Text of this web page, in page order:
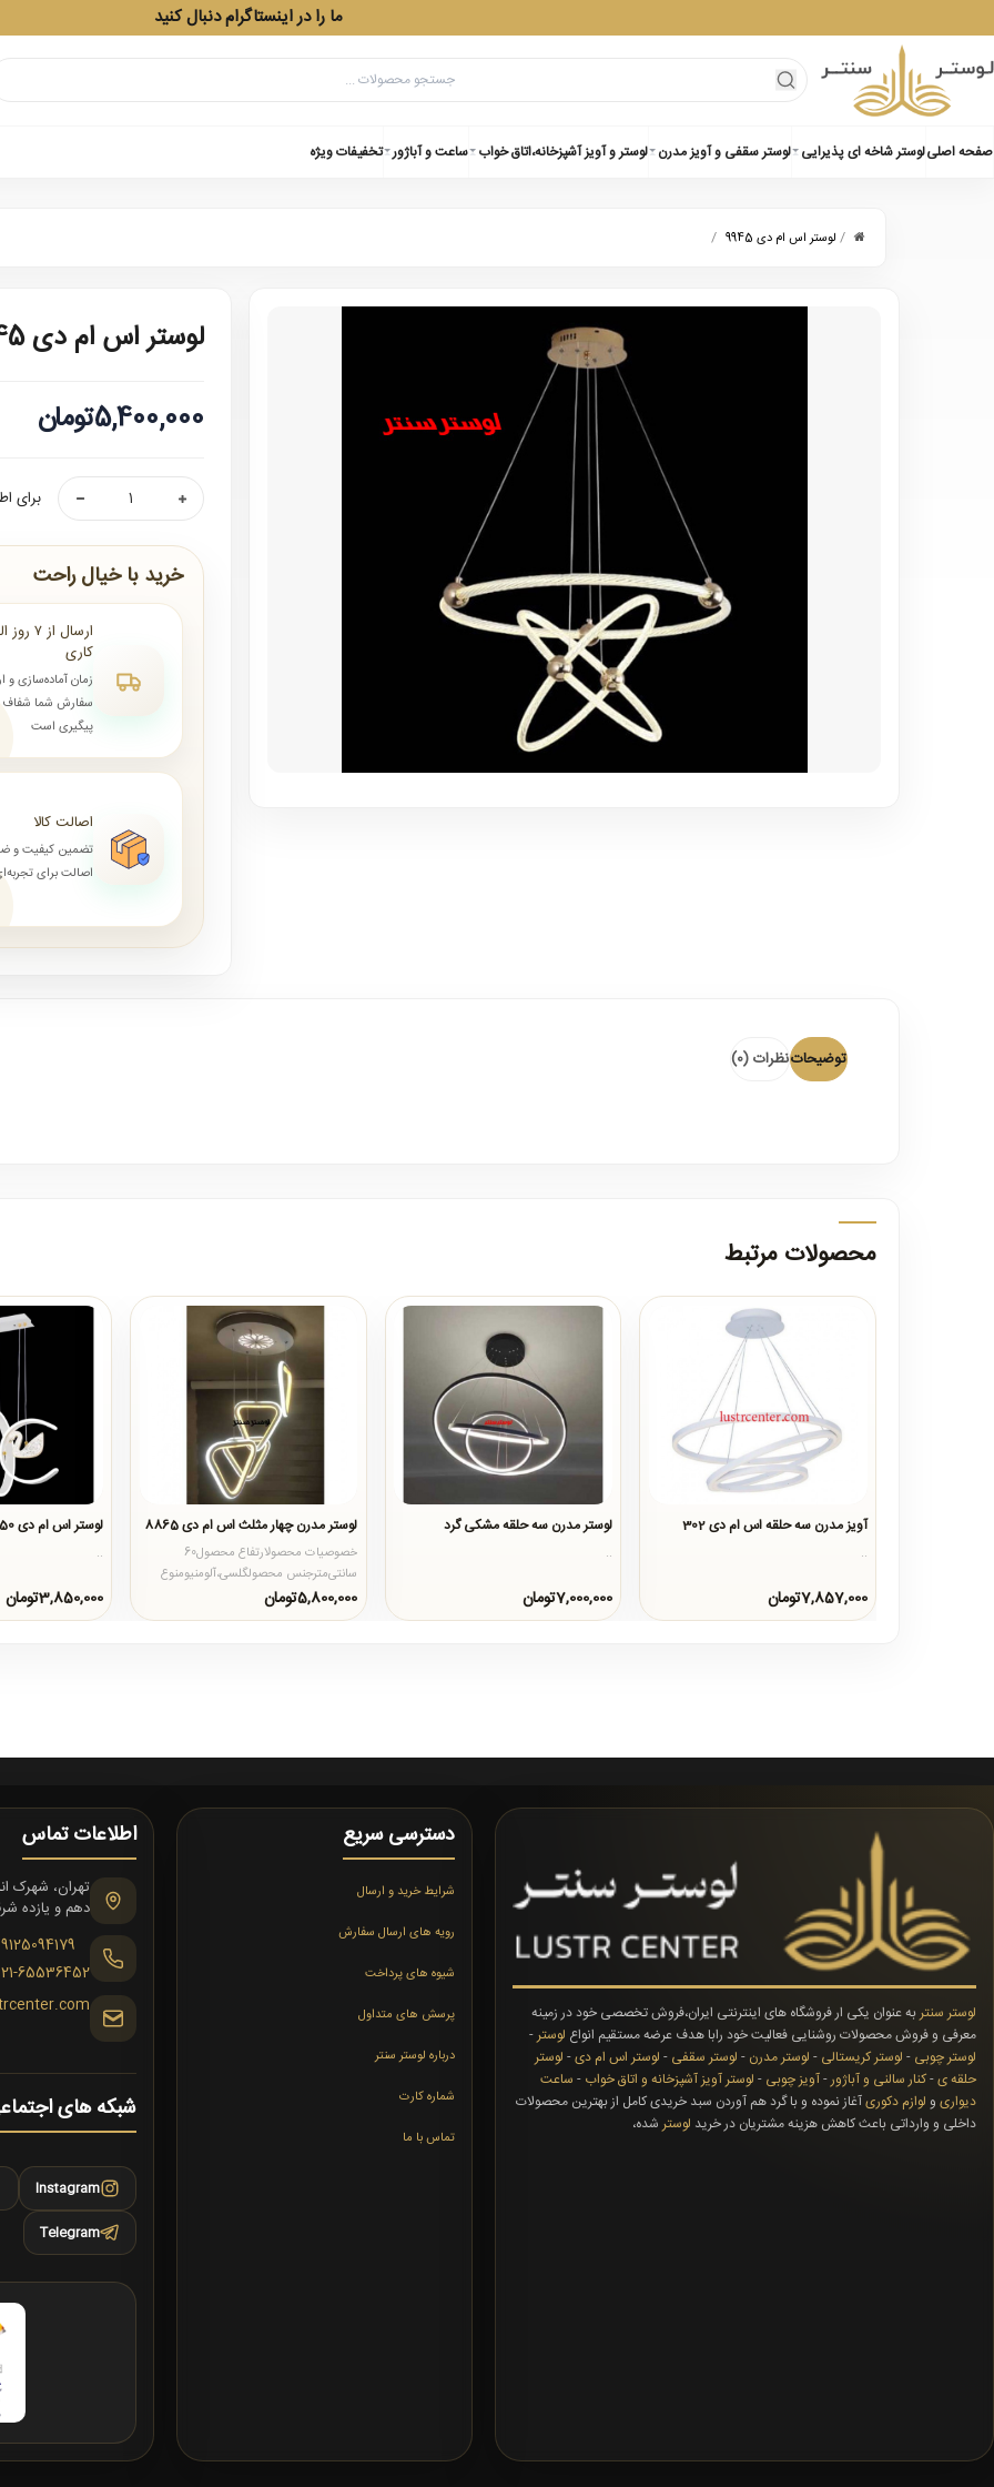
ما را در اینستاگرام دنبال کنید
صفحه اصلیلوستر شاخه ای پذیرایی لوستر سقفی و آویز مدرن لوستر و آویز آشپزخانه،اتاق خواب ساعت و آباژور تخفیفات ویژه
/ لوستر اس ام دی 9945 /
لوستر اس ام دی 9945
5,400,000تومان
برای
خرید با خیال راحت
کاری
زمان آماده‌سازی و
سفارش شما شفاف
پیگیری است
اصالت کالا
تضمین کیفیت و
اصالت برای
توضیحاتنظرات (0)
محصولات مرتبط
آویز مدرن سه حلقه اس ام دی 302
..
7,857,000تومان
لوستر مدرن سه حلقه مشکی گرد
..
7,000,000تومان
لوستر مدرن چهار مثلث اس ام دی 8865
خصوصیات محصولارتفاع محصول60
سانتی‌مترجنس محصولگلسی،آلومنیومنوع
لامپاس ام دی با قابلیت تعویضابعاد محص..
5,800,000تومان
لوستر اس ام دی 2650
..
3,850,000تومان
لوستر سنتربه عنوان یکی ار فروشگاه های اینترنتی ایران،فروش تخصصی خود در زمینه
معرفی و فروش محصولات روشنایی فعالیت خود رابا هدف عرضه مستقیم انواع لوستر-
لوستر چوبی - لوستر کریستالی - لوستر مدرن - لوستر سقفی - لوستر اس ام دی- لوستر
حلقه ی-کنار سالنی و آباژور-آویز چوبی - لوستر آویز آشپزخانه و اتاق خواب - ساعت
دیواری و لوازم دکوریآغاز نموده و با گرد هم آوردن سبد خریدی کامل از بهترین محصولات
داخلی و وارداتی باعث کاهش هزینه مشتریان در خرید لوسترشده،
دسترسی سریع
شرایط خرید و ارسال
رویه های ارسال سفارش
شیوه های پرداخت
پرسش های متداول
درباره لوستر سنتر
شماره کارت
تماس با ما
اطلاعات تماس
دهم و یازده
65536452
شبکه های
Instagram
Telegram